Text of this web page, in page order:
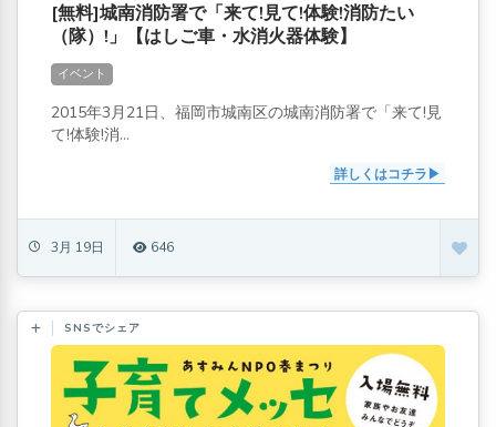
[無料]城南消防署で「来て!見て!体験!消防たい
（隊）!」【はしご車・水消火器体験】
イベント
2015年3月21日、福岡市城南区の城南消防署で「来て!見
て!体験!消...
詳しくはコチラ
3月 19日 646
SNSでシェア